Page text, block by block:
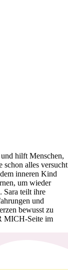
hilft Menschen,
schon alles versucht
inneren Kind
um wieder
Sara teilt ihre
und
bewusst zu
MICH-Seite im